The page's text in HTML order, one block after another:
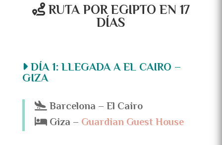
RUTA POR EGIPTO EN 17
DÍAS
DÍA 1: LLEGADA A EL CAIRO –
GIZA
Barcelona – El Cairo
Giza – Guardian Guest House